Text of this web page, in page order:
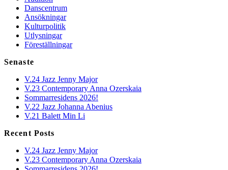
Danscentrum
Ansökningar
Kulturpolitik
Utlysningar
Föreställningar
Senaste
V.24 Jazz Jenny Major
V.23 Contemporary Anna Ozerskaia
Sommarresidens 2026!
V.22 Jazz Johanna Abenius
V.21 Balett Min Li
Recent Posts
V.24 Jazz Jenny Major
V.23 Contemporary Anna Ozerskaia